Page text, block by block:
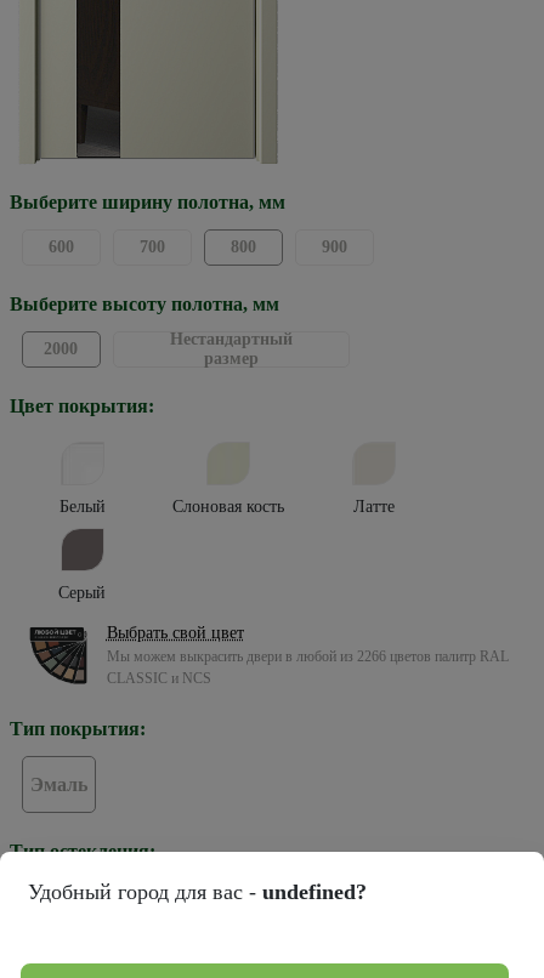
Выберите ширину полотна, мм
600 700 800 900
Выберите высоту полотна, мм
2000
Нестандартный
размер
Цвет покрытия:
Белый Слоновая кость Латте
Серый
Выбрать свой цвет
Мы можем выкрасить двери в любой из 2266 цветов палитр RAL
CLASSIC и NCS
Тип покрытия:
Эмаль
Тип остекления:
Удобный город для вас - undefined?